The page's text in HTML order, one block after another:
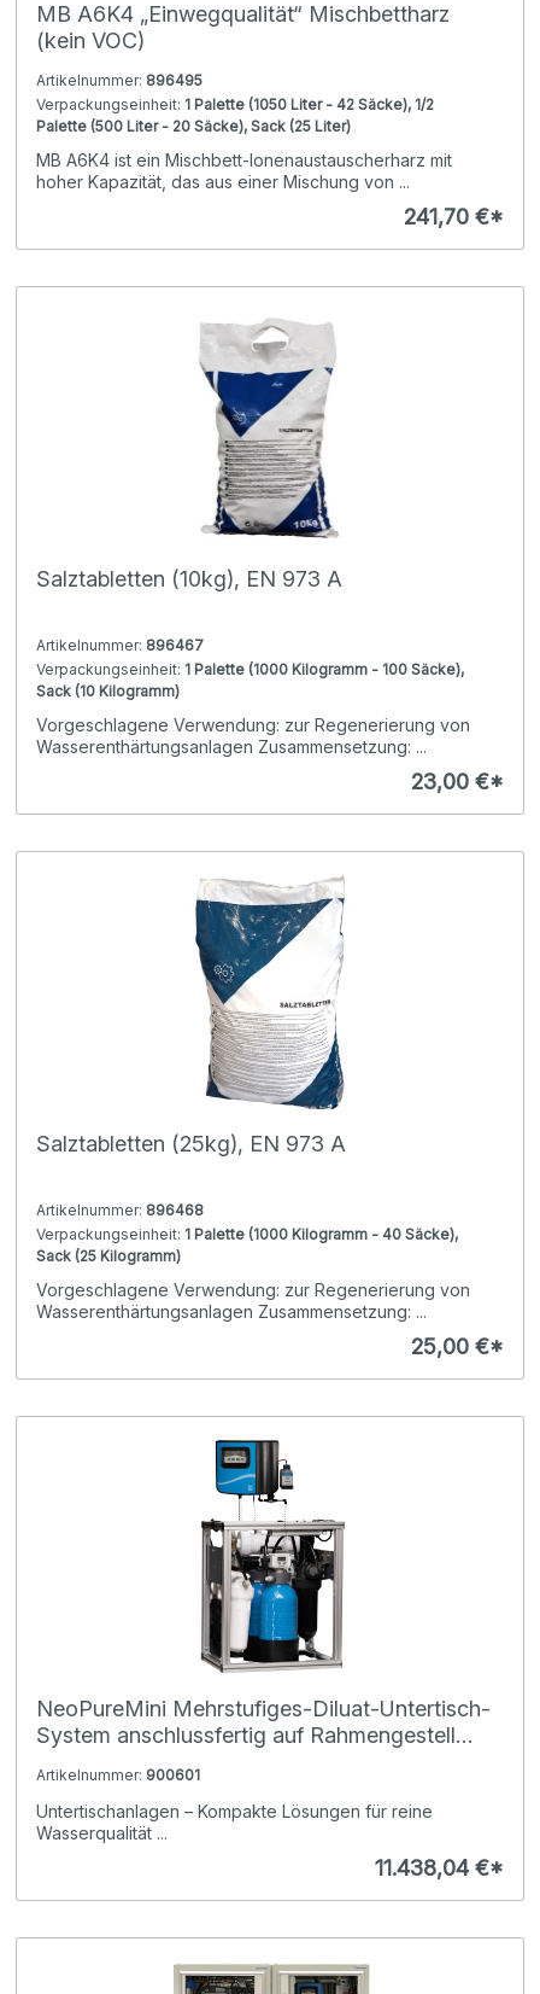
MB A6K4 „Einwegqualität“ Mischbettharz
(kein VOC)
Artikelnummer: 896495
Verpackungseinheit: 1 Palette (1050 Liter - 42 Säcke), 1/2
Palette (500 Liter - 20 Säcke), Sack (25 Liter)
MB A6K4 ist ein Mischbett-Ionenaustauscherharz mit
hoher Kapazität, das aus einer Mischung von ...
241,70 €*
Salztabletten (10kg), EN 973 A
Artikelnummer: 896467
Verpackungseinheit: 1 Palette (1000 Kilogramm - 100 Säcke),
Sack (10 Kilogramm)
Vorgeschlagene Verwendung: zur Regenerierung von
Wasserenthärtungsanlagen Zusammensetzung: ...
23,00 €*
Salztabletten (25kg), EN 973 A
Artikelnummer: 896468
Verpackungseinheit: 1 Palette (1000 Kilogramm - 40 Säcke),
Sack (25 Kilogramm)
Vorgeschlagene Verwendung: zur Regenerierung von
Wasserenthärtungsanlagen Zusammensetzung: ...
25,00 €*
NeoPureMini Mehrstufiges-Diluat-Untertisch-
System anschlussfertig auf Rahmengestell
Artikelnummer: 900601
Untertischanlagen – Kompakte Lösungen für reine
Wasserqualität ...
11.438,04 €*